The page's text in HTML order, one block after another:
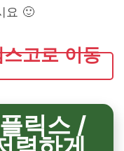
요 🙂
고로 이동
릭스 /